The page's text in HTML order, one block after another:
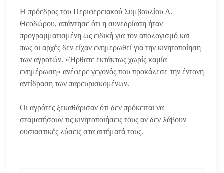
Η πρόεδρος του Περιφερειακού Συμβουλίου Λ.
Θεοδώρου, απάντησε ότι η συνεδρίαση ήταν
προγραμματισμένη ως ειδική για τον απολογισμό και
πως οι αρχές δεν είχαν ενημερωθεί για την κινητοποίηση
των αγροτών. «Ήρθατε εκτάκτως χωρίς καμία
ενημέρωση» ανέφερε γεγονός που προκάλεσε την έντονη
αντίδραση των παρευρισκομένων.
Οι αγρότες ξεκαθάρισαν ότι δεν πρόκειται να
σταματήσουν τις κινητοποιήσεις τους αν δεν λάβουν
ουσιαστικές λύσεις στα αιτήματά τους.